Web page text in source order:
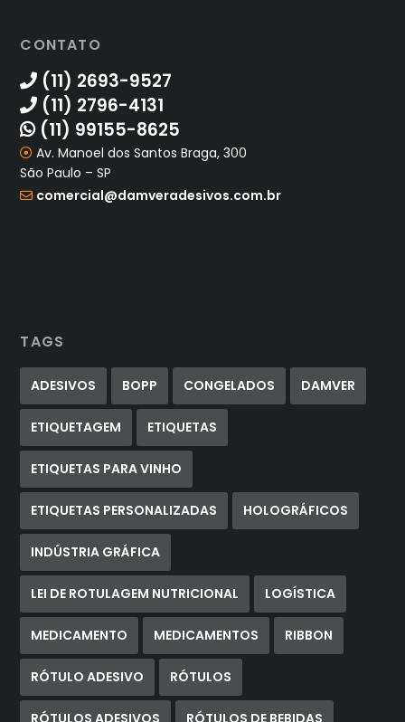
CONTATO
(11) 2693-9527
(11) 2796-4131
(11) 99155-8625
Av. Manoel dos Santos Braga, 300
São Paulo – SP
comercial@damveradesivos.com.br
TAGS
ADESIVOS BOPP CONGELADOS DAMVER
ETIQUETAGEM ETIQUETAS
ETIQUETAS PARA VINHO
ETIQUETAS PERSONALIZADAS HOLOGRÁFICOS
INDÚSTRIA GRÁFICA
LEI DE ROTULAGEM NUTRICIONAL LOGÍSTICA
MEDICAMENTO MEDICAMENTOS RIBBON
RÓTULO ADESIVO RÓTULOS